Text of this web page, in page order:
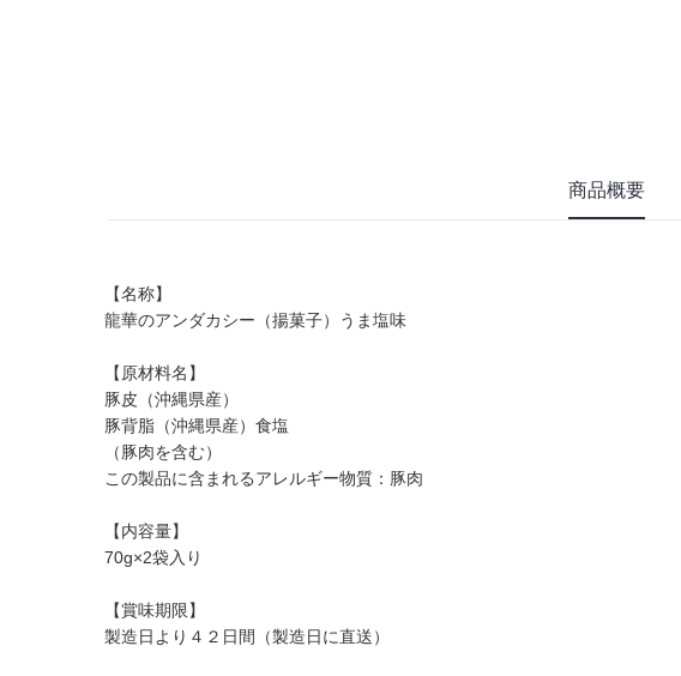
商品概要
【名称】
龍華のアンダカシー（揚菓子）うま塩味
【原材料名】
豚皮（沖縄県産）
豚背脂（沖縄県産）食塩
（豚肉を含む）
この製品に含まれるアレルギー物質：豚肉
【内容量】
70g×2袋入り
【賞味期限】
製造日より４２日間（製造日に直送）